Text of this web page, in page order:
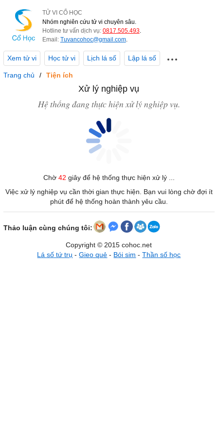
TỬ VI CỔ HỌC
Nhóm nghiên cứu tử vi chuyên sâu.
Hotline tư vấn dịch vụ: 0817.505.493.
Email: Tuvancohoc@gmail.com.
Xem tử vi Học tử vi Lịch lá số Lập lá số
Trang chủ Tiện ích
Xử lý nghiệp vụ
Hệ thống đang thực hiện xử lý nghiệp vụ.
Chờ 42 giây để hệ thống thực hiện xử lý ...
Việc xử lý nghiệp vụ cần thời gian thực hiện. Bạn vui lòng chờ đợi ít
phút để hệ thống hoàn thành yêu cầu.
Thảo luận cùng chúng tôi:
Copyright © 2015 cohoc.net
Lá số tứ trụ -Gieo quẻ - Bói sim -Thần số học